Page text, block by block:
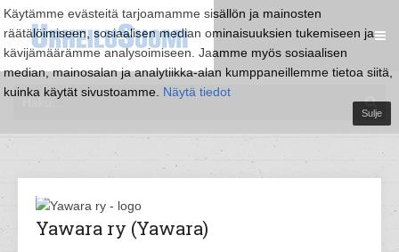
Käytämme evästeitä tarjoamamme sisällön ja mainosten
räätälöimiseen, sosiaalisen median ominaisuuksien tukemiseen ja
kävijämäärämme analysoimiseen. Jaamme myös sosiaalisen
median, mainosalan ja analytiikka-alan kumppaneillemme tietoa siitä,
kuinka käytät sivustoamme. Näytä tiedot
Sulje
Yawara ry (Yawara)